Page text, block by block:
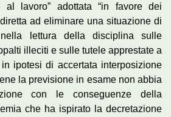
al lavoro” adottata “in favore dei
ad eliminare una situazione di
lettura della disciplina sulle
illeciti e sulle tutele apprestate a
ipotesi di accertata interposizione
la previsione in esame non abbia
con le conseguenze della
che ha ispirato la decretazione